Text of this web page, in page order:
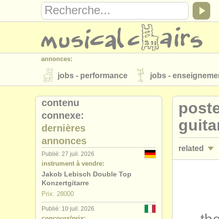
annonces:
jobs - performance jobs -
instruments à vendre instruments
annuaires:
orchestres et l'opéra conservatoires
musicalchairs:
a propos de musicalchairs
éditeurs:
ajouter votre annonce
related
degree
contenu
connexe:
dernières
annonces
Publié: 27 juil. 2026
instrument à vendre:
Jakob Lebisch Double Top
Konzertgitarre
Prix: 28000
Publié: 10 juil. 2026